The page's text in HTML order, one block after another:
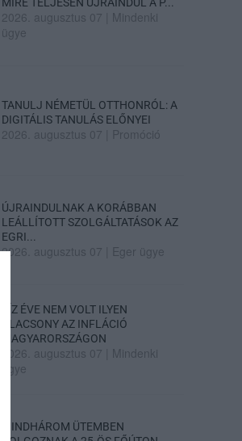
MIRE TELJESEN ÚJRAINDUL A P...
2026. augusztus 07
Mindenki
ügye
TANULJ NÉMETÜL OTTHONRÓL: A
DIGITÁLIS TANULÁS ELŐNYEI
2026. augusztus 07 Promóció
ÚJRAINDULNAK A KORÁBBAN
LEÁLLÍTOTT SZOLGÁLTATÁSOK AZ
EGRI...
2026. augusztus 07 Eger ügye
TÍZ ÉVE NEM VOLT ILYEN
ALACSONY AZ INFLÁCIÓ
MAGYARORSZÁGON
2026. augusztus 07
Mindenki
ügye
MINDHÁROM ÜTEMBEN